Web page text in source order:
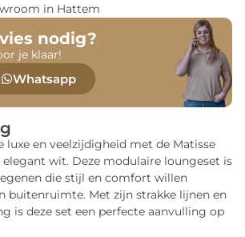
in Hattem
nodig?
je klaar!
Whatsapp
luxe en veelzijdigheid met de Matisse
wit. Deze modulaire loungeset is
die stijl en comfort willen
buitenruimte. Met zijn strakke lijnen en
is deze set een perfecte aanvulling op